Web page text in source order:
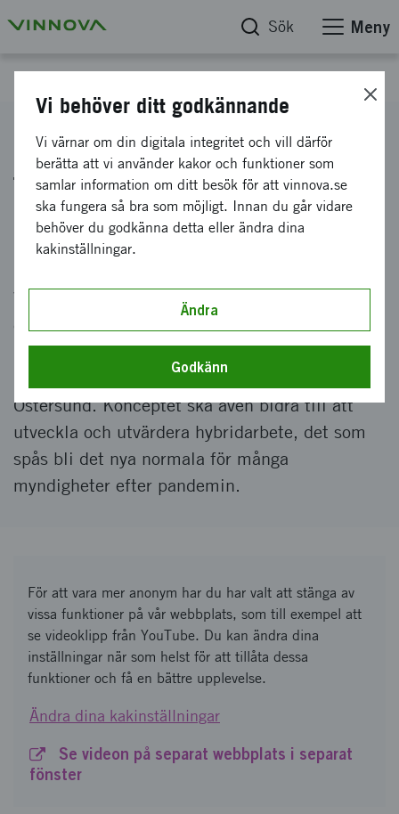
Sök Meny
Samverket – Innovationshubb
för offentlig sektor genom
coworking och samskapande
Uppdaterad: 3 februari 2022 | Publicerad: 2 februari 2022
Vinnova satsar nu på ett pilotprojekt för
myndigheter möts på en gemensam plats.
Samverket testas nu i Stockholm och
Östersund. Konceptet ska även bidra till att
utveckla och utvärdera hybridarbete, det som
spås bli det nya normala för många
myndigheter efter pandemin.
För att vara mer anonym har du har valt att stänga av
vissa funktioner på vår webbplats, som till exempel att
se videoklipp från YouTube. Du kan ändra dina
inställningar när som helst för att tillåta dessa
funktioner och få en bättre upplevelse.
Ändra dina kakinställningar
Se videon på separat webbplats i separat
fönster
Vi behöver ditt godkännande
Vi värnar om din digitala integritet och vill därför
berätta att vi använder kakor och funktioner som
samlar information om ditt besök för att vinnova.se
ska fungera så bra som möjligt. Innan du går vidare
behöver du godkänna detta eller ändra dina
kakinställningar.
Ändra
Godkänn